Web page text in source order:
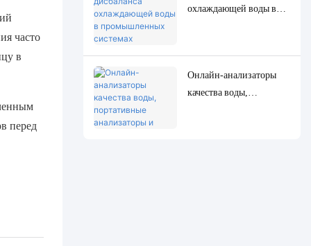
часто
в
перед
качества воды.
охлаждающей воды в
циркуляционного
охлаждения и точные
решения для
Онлайн-анализаторы
качества воды,